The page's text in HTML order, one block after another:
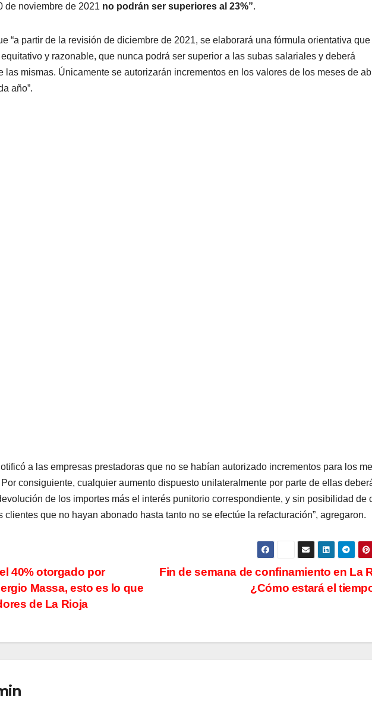
de noviembre de 2021 no podrán ser superiores al 23%”.
“a partir de la revisión de diciembre de 2021, se elaborará una fórmula orientativa que
y razonable, que nunca podrá ser superior a las subas salariales y deberá
las mismas. Únicamente se autorizarán incrementos en los valores de los meses de
año”.
a las empresas prestadoras que no se habían autorizado incrementos para los
consiguiente, cualquier aumento dispuesto unilateralmente por parte de ellas
de los importes más el interés punitorio correspondiente, y sin posibilidad de
que no hayan abonado hasta tanto no se efectúe la refacturación”, agregaron.
Fin de semana de confinamiento en La
¿Cómo estará el
40% otorgado por
Massa, esto es lo que
de La Rioja